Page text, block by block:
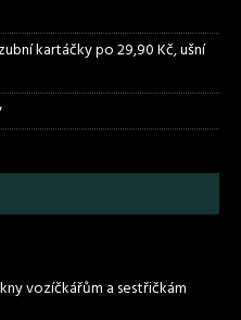
kartáčky po 29,90 Kč, ušní
vozíčkářům a sestřičkám